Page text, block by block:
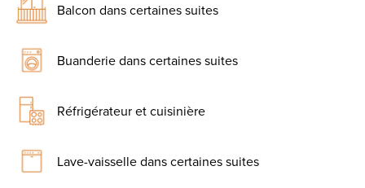
Balcon dans certaines suites
Buanderie dans certaines suites
Réfrigérateur et cuisinière
Lave-vaisselle dans certaines suites